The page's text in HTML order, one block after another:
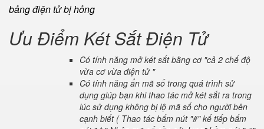
bảng điện tử bị hỏng
Ưu Điểm Két Sắt Điện Tử
Có tính năng mở két sắt bằng cơ "cả 2 chế độ
vừa cơ vừa điện tử "
Có tính năng ẩn mã số trong quá trình sử
dụng giúp bạn khi thao tác mở két sắt ra trong
lúc sử dụng không bị lộ mã số cho người bên
cạnh biết ( Thao tác bấm nút "#" kế tiếp bấm